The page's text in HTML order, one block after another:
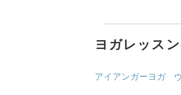
ヨガレッス
アイアンガーヨガ